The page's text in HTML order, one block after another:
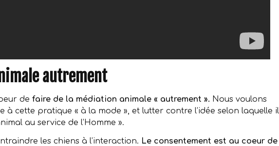
autrement
de faire de la médiation animale « autrement ». Nous voulons
à cette pratique « à la mode », et lutter contre l’idée selon laquelle il
au service de l’Homme ».
les chiens à l’interaction. Le consentement est au coeur de